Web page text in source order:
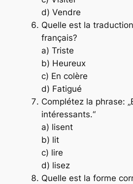
d) Vendre
Quelle est la
français?
a) Triste
b) Heureux
c) En colère
d) Fatigué
Complétez la phrase:
intéressants.“
a) lisent
b) lit
c) lire
d) lisez
Quelle est la forme